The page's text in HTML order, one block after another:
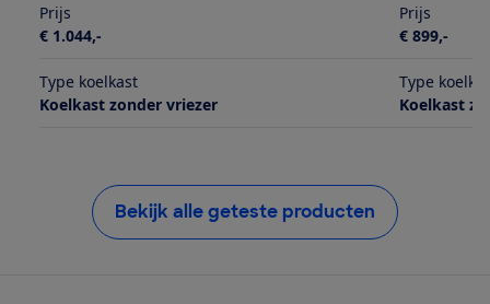
Prijs
€ 1.044,-
Prijs
€ 899,-
Type koelkast
Koelkast zonder vriezer
Type
Koelkast
Bekijk alle geteste producten